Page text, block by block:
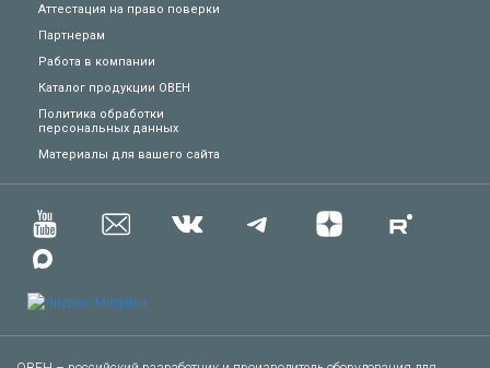
Аттестация на право поверки
Партнерам
Работа в компании
Каталог продукции ОВЕН
Политика обработки
персональных данных
Материалы для вашего сайтаТехподдержка
Вопросы по заказу